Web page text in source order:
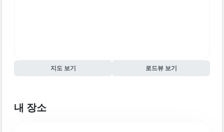
지도 보기 로드뷰 보기
내 장소